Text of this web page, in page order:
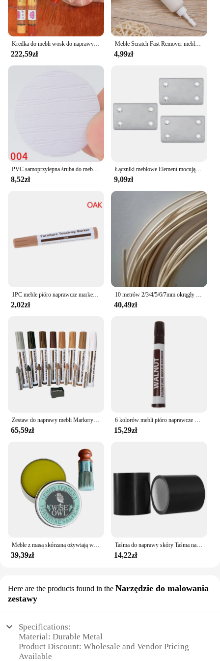
222,59zł
Meble Scratch Fast Remover meble z litego drewna pasta do polerowania naprawa farby kolory podłogi wklej pióro naprawcze
4,99zł
8,52zł
Łączniki meblowe Element mocujący Płyta naprawcza Wsporniki narożne Płaskie naprawa mebli 4-otworowe łączniki łączące
9,09zł
2,02zł 40,49zł
65,59zł 15,29zł
Meble z masą skórzaną ożywiają wysuszoną gładka skóra za pomocą szczotki ze skóry, odnowione narzędzie do naprawy mebli do naprawy skóry
39,39zł
Taśma do naprawy skóry Taśma na bazie tkaniny Pojazd elektryczny o wysokiej lepkości Wodoodporna poduszka do siedzenia Skórzane krzesło Naprawa sofy Naprawa otworów...
14,22zł
Here are the products found in the Narzędzie do malowania
zestawy
Specifications:
Material: Durable Metal
Product Discount: Wholesale and Vendor Pricing
Available